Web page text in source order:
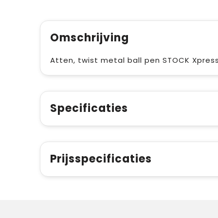
Omschrijving
Atten, twist metal ball pen STOCK
Specificaties
Prijsspecificaties